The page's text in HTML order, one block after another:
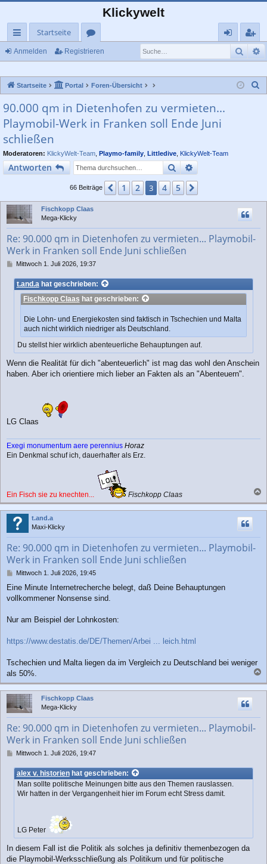
Klickywelt
ch
llz
ug
rif
f
Startseite
or
eg
rie
Anmelden Registrieren
Startseite Portal Foren-Übersicht
90.000 qm in Dietenhofen zu vermieten...
Playmobil-Werk in Franken soll Ende Juni
schließen
Moderatoren: KlickyWelt-Team Playmo-family Littledive KlickyWelt-Team
Antworten SucheErweiterte Suche
66 Beiträge Vorherige
1 2 3 4 5
Fischkopp Claas
Mega-Klicky
Re: 90.000 qm in Dietenhofen zu vermieten... Playmobil-
Werk in Franken soll Ende Juni schließen
B
i
t
Mittwoch 1. Juli 2026, 19:37
t.and.ahat geschrieben:
Fischkopp Claas hat geschrieben:
Die Lohn- und Energiekosten sind faktisch in Tschechien und Malta
auch nicht wirklich niedriger als Deutschland.
Du stellst hier wirklich abenteuerliche Behauptungen auf.
Wenn die Realität für dich "abenteuerlich" ist mag das wohl den Anschein
haben. Aber ich orientiere mich lieber an Fakten als an "Abenteuern".
LG Claas
Exegi monumentum aere perennius Horaz
Ein Denkmal schuf ich, dauerhafter als Erz.
Ein Fisch sie zu knechten... Fischkopp Claas
a
c
t.and.a
Maxi-Klicky
Re: 90.000 qm in Dietenhofen zu vermieten... Playmobil-
Werk in Franken soll Ende Juni schließen
B
i
t
a
Mittwoch 1. Juli 2026, 19:45
Eine Minute Internetrecherche belegt, daß Deine Behauptungen
vollkommener Nonsense sind.
Nur am Beispiel der Lohnkosten:
https://www.destatis.de/DE/Themen/Arbei ... leich.html
Tschechien und Malta liegen da im Vergleich zu Deutschland bei weniger
als 50%.
a
c
Fischkopp Claas
Mega-Klicky
Re: 90.000 qm in Dietenhofen zu vermieten... Playmobil-
Werk in Franken soll Ende Juni schließen
B
i
t
Mittwoch 1. Juli 2026, 19:47
alex v. historienhat geschrieben:
Man sollte politische Meinungen bitte aus den Themen rauslassen.
Wir hatten in der Vergangenheit hier im Forum echt Stress damit.
LG Peter
In diesem Fall ist die Politik als solches ja definitiv themenbezogen da
die Playmobil-Werksschließung als Politikum und für politische